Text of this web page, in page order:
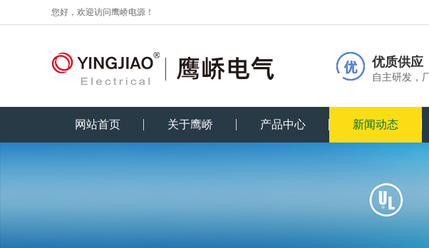
您好，欢迎访问鹰峤电源！
优质供应
自主研发，
网站首页 关于鹰峤 产品中心 新闻动态